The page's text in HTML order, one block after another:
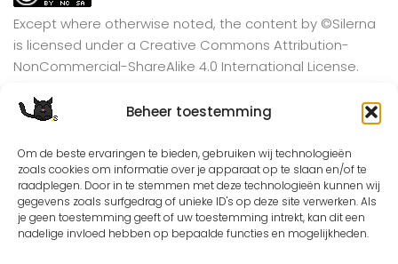
Beheer toestemming
Om de beste ervaringen te bieden, gebruiken wij technologieën
zoals cookies om informatie over je apparaat op te slaan en/of te
raadplegen. Door in te stemmen met deze technologieën kunnen wij
gegevens zoals surfgedrag of unieke ID's op deze site verwerken. Als
je geen toestemming geeft of uw toestemming intrekt, kan dit een
nadelige invloed hebben op bepaalde functies en mogelijkheden.
Except where otherwise noted, the content by ©Silerna
is licensed under a Creative Commons Attribution-
NonCommercial-ShareAlike 4.0 International License.